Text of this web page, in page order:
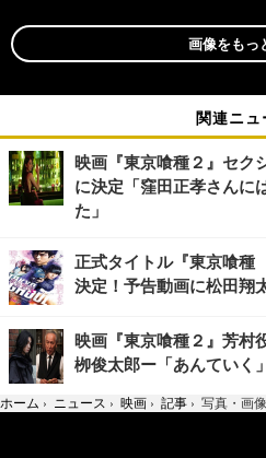
画像をもっ
関連ニュ
映画『東京喰種２』セク
に決定「窪田正孝さんに
た」
正式タイトル『東京喰
決定！予告動画に松田翔
映画『東京喰種２』芳村
栁俊太郎ー「あんていく
ホーム › ニュース › 映画 › 記事 › 写真・画像